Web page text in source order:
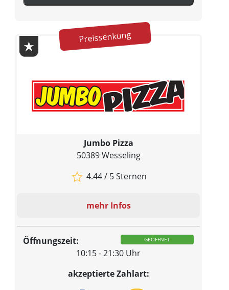
Preissenkung
Jumbo Pizza
50389 Wesseling
4.44 / 5 Sternen
mehr Infos
Öffnungszeit: GEÖFFNET
10:15 - 21:30 Uhr
akzeptierte Zahlart: